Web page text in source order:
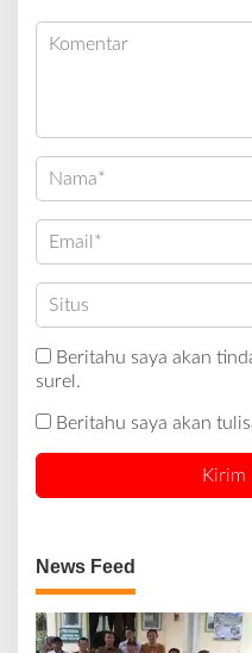
Beritahu saya akan
surel.
Beritahu saya akan
News Feed